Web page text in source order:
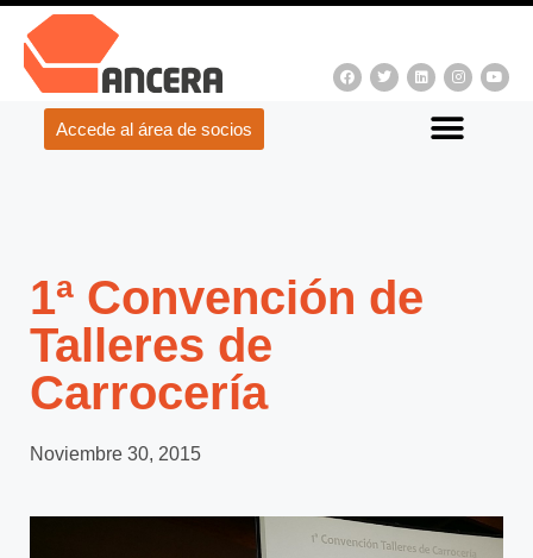
Accede al área de socios
1ª Convención de
Talleres de
Carrocería
Noviembre 30, 2015